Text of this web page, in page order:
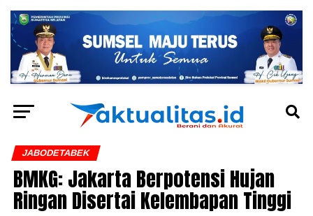
JABODETABEK
BMKG: Jakarta Berpotensi Hujan
Ringan Disertai Kelembapan Tinggi